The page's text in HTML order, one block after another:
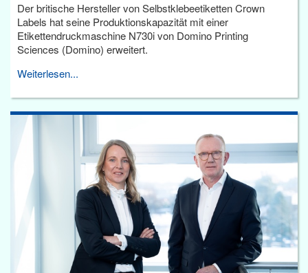
Der britische Hersteller von Selbstklebeetiketten Crown
Labels hat seine Produktionskapazität mit einer
Etikettendruckmaschine N730i von Domino Printing
Sciences (Domino) erweitert.
Weiterlesen...